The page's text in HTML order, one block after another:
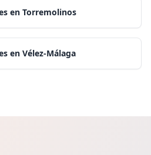
en Torremolinos
en Vélez-Málaga